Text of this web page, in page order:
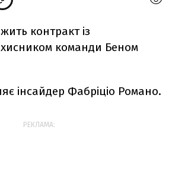
контракт із
команди Беном
інсайдер Фабріціо Романо.
РЕКЛАМА: